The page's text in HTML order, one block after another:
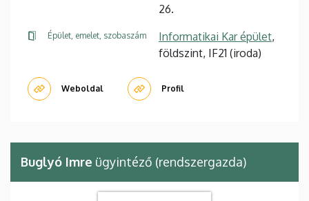
26.
Épület, emelet, szobaszám Informatikai Kar épület,
földszint, IF21 (iroda)
Weboldal Profil
Buglyó Imre ügyintéző (rendszergazda)